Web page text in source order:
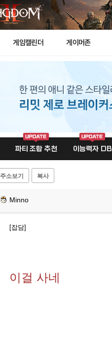
게임캘린더 게이머존
파티 조합 추천 이능력자 DB
주소보기 복사
Minno
[잡담]
이걸 사네